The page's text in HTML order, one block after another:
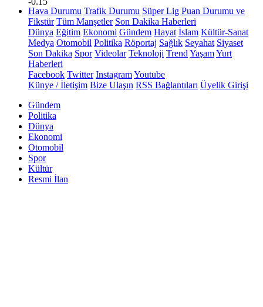
Hava Durumu Trafik Durumu Süper Lig Puan Durumu ve
Fikstür Tüm Manşetler Son Dakika Haberleri
Dünya Eğitim Ekonomi Gündem Hayat İslam Kültür-Sanat
Medya Otomobil Politika Röportaj Sağlık Seyahat Siyaset
Son Dakika Spor Videolar Teknoloji Trend YaşamYurt
Haberleri
Facebook Twitter InstagramYoutube
Künye / İletişim Bize Ulaşın RSS Bağlantıları Üyelik Girişi
Gündem
Politika
Dünya
Ekonomi
Otomobil
Spor
Kültür
Resmi İlan